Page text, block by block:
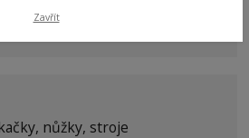
nůžky, stroje
Zavřít